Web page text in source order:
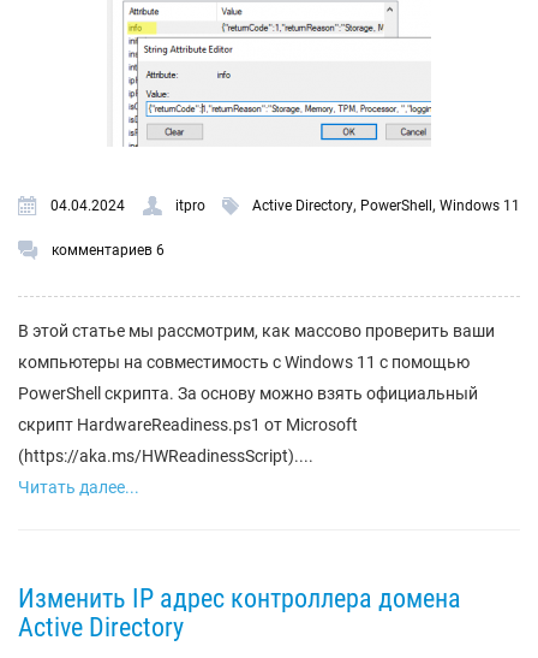
04.04.2024 itpro Active Directory, PowerShell , Windows 11
комментариев 6
В этой статье мы рассмотрим, как массово проверить ваши
компьютеры на совместимость с Windows 11 с помощью
PowerShell скрипта. За основу можно взять официальный
скрипт HardwareReadiness.ps1 от Microsoft
(https://aka.ms/HWReadinessScript)....
Читать далее...
Изменить IP адрес контроллера домена
Active Directory